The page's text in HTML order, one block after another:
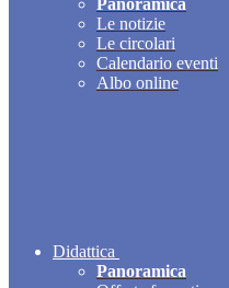
Panoramica
Le notizie
Le circolari
Calendario eventi
Albo online
Didattica
Panoramica